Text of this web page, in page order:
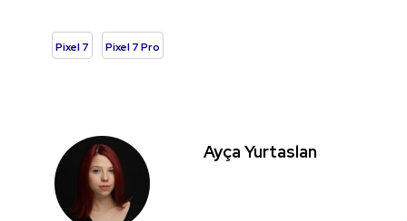
Pixel 7 Pixel 7 Pro
Ayça Yurtaslan